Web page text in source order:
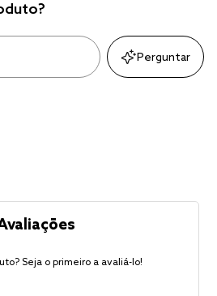
Perguntar
Seja o primeiro a avaliá-lo!